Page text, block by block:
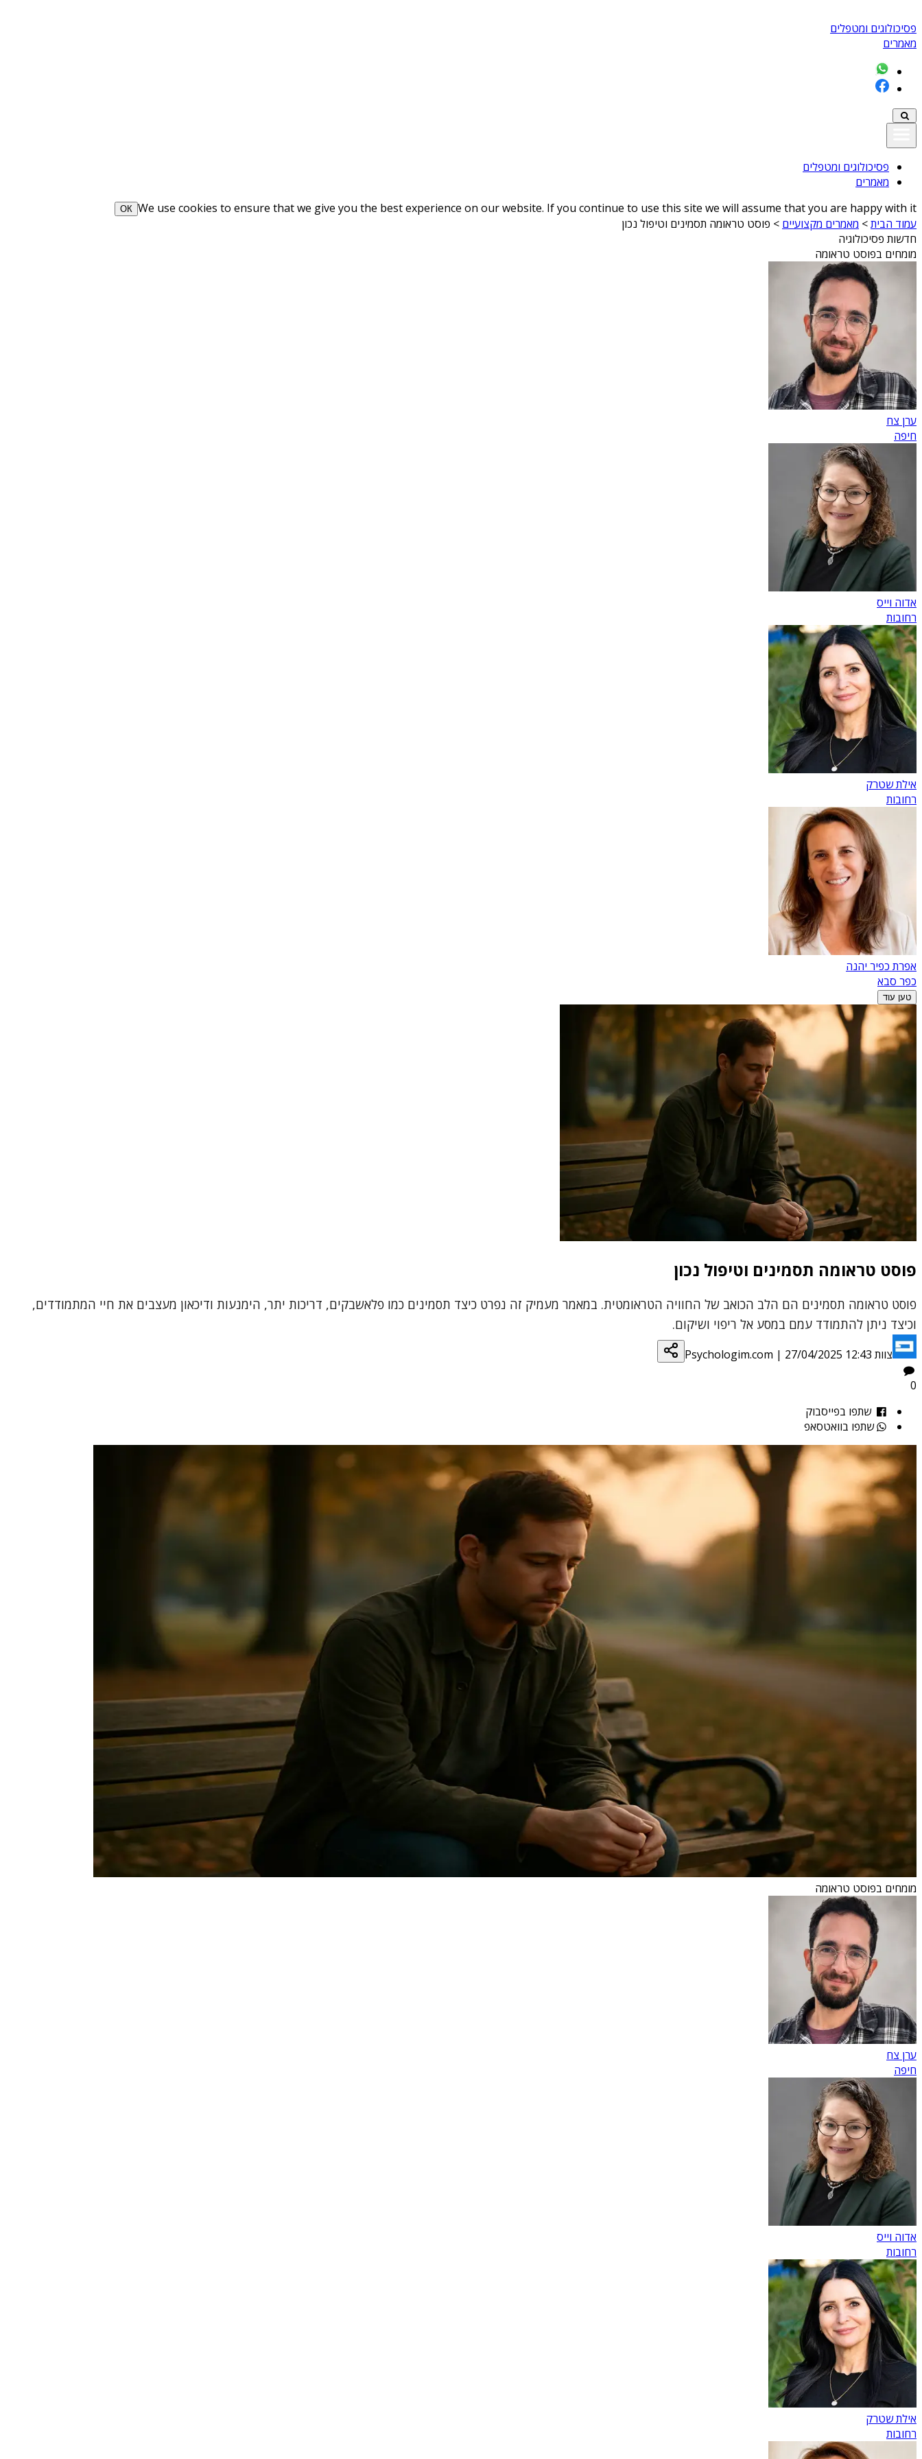
פסיכולוגים ומטפלים
מאמרים
פסיכולוגים ומטפלים
מאמרים
We use cookies to ensure that we give you the best experience on our website. If you continue to use this site we will assume that you are happy with it
ОК
עמוד הבית> מאמרים מקצועיים > פוסט טראומה תסמינים וטיפול נכון
חדשות פסיכולוגיה
מומחים בפוסט טראומה
ערן צח
חיפה
אדוה וייס
רחובות
אילת שטרק
רחובות
אפרת כפיר יהנה
כפר סבא
טען עוד
פוסט טראומה תסמינים וטיפול נכון
פוסט טראומה תסמינים הם הלב הכואב של החוויה הטראומטית. במאמר מעמיק זה נפרט כיצד תסמינים כמו פלאשבקים, דריכות יתר, הימנעות ודיכאון מעצבים את חיי המתמודדים,
וכיצד ניתן להתמודד עמם במסע אל ריפוי ושיקום.
צוות Psychologim.com | 27/04/2025 12:43
0
שתפו בפייסבוק
שתפו בוואטסאפ
מומחים בפוסט טראומה
ערן צח
חיפה
אדוה וייס
רחובות
אילת שטרק
רחובות